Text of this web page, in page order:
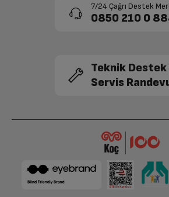
7/24 Çağrı Destek
0850 210 0
Teknik Destek
Servis